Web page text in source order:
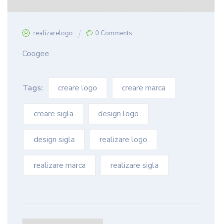
realizarelogo 0 Comments
Coogee
Tags: creare logo creare marca
creare sigla design logo
design sigla realizare logo
realizare marca realizare sigla